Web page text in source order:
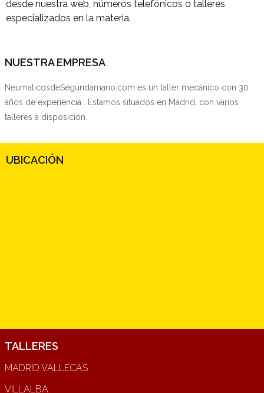
desde nuestra web, números telefónicos o talleres
especializados en la materia.
NUESTRA EMPRESA
NeumaticosdeSegundamano.com es un taller mecánico con 30
años de experiencia . Estamos situados en Madrid, con varios
talleres a disposición.
UBICACIÓN
TALLERES
MADRID VALLECAS
VILLALBA